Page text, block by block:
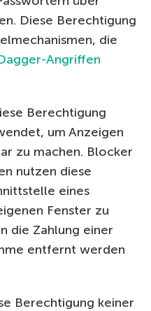
Diese Berechtigung
die
Angriffen
Berechtigung
um Anzeigen
zu machen. Blocker
nutzen diese
eines
Fenster zu
die Zahlung einer
entfernt werden
Berechtigung keiner